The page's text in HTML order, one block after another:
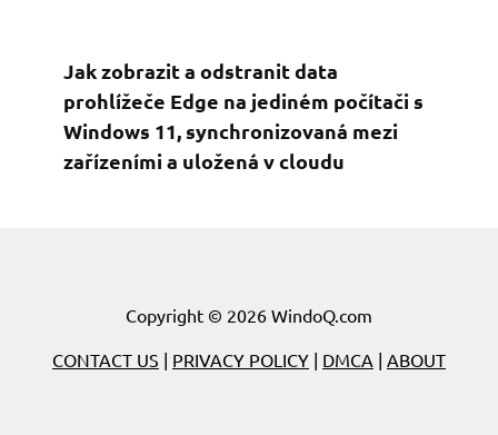
Jak zobrazit a odstranit data
prohlížeče Edge na jediném počítači s
Windows 11, synchronizovaná mezi
zařízeními a uložená v cloudu
Copyright © 2026 WindoQ.com
CONTACT US | PRIVACY POLICY | DMCA | ABOUT